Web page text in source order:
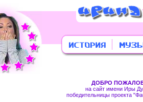
ДОБРО
на сайт имени Иры
победительницы проекта